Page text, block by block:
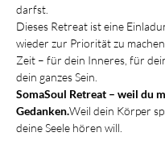
darfst.
Dieses Retreat ist eine
wieder zur Priorität zu
Zeit – für dein Inneres, für
dein ganzes Sein.
SomaSoul Retreat – weil du
Gedanken.Weil dein Körper
deine Seele hören will.